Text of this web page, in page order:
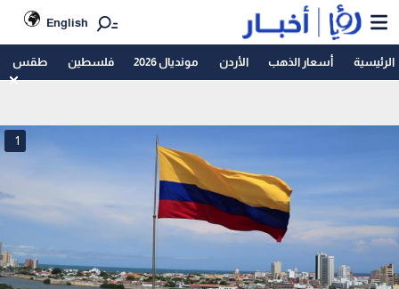
English
الرئيسية أسعار الذهب الأردن مونديال 2026 فلسطين طقس
1